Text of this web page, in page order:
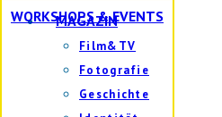
WORKSHOPS & EVENTS
MAGAZIN
Film&TV
Fotografie
Geschichte